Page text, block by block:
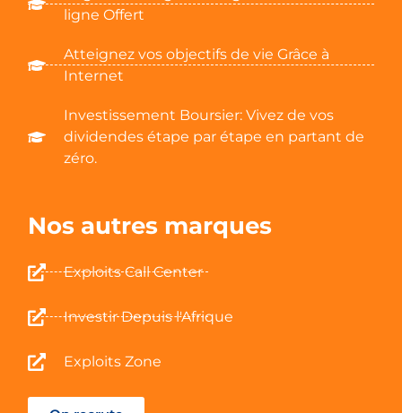
ligne Offert
Atteignez vos objectifs de vie Grâce à
Internet
Investissement Boursier: Vivez de vos
dividendes étape par étape en partant de
zéro.
Nos autres marques
Exploits Call Center
Investir Depuis l'Afrique
Exploits Zone